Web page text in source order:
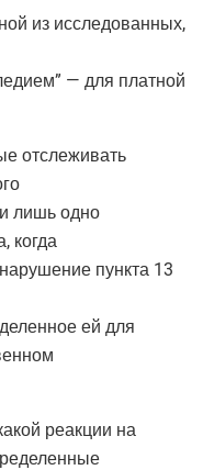
из исследованных,
— для платной
отслеживать
лишь одно
когда
пункта 13
ей для
реакции на